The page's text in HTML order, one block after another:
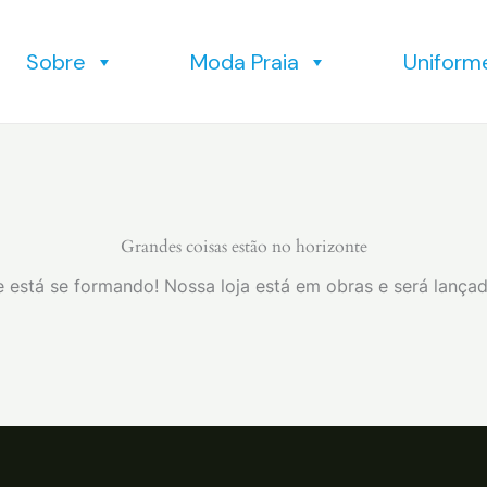
Sobre Moda Praia
Grandes coisas estão no horizonte
está se formando! Nossa loja está em obras e será